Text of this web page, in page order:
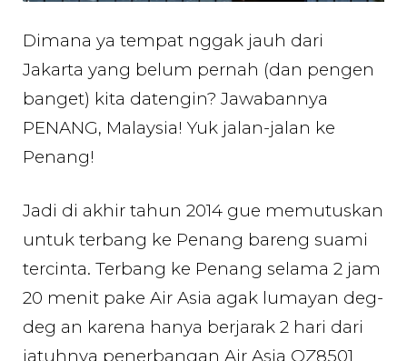
Dimana ya tempat nggak jauh dari
Jakarta yang belum pernah (dan pengen
banget) kita datengin? Jawabannya
PENANG, Malaysia! Yuk jalan-jalan ke
Penang!
Jadi di akhir tahun 2014 gue memutuskan
untuk terbang ke Penang bareng suami
tercinta. Terbang ke Penang selama 2 jam
20 menit pake Air Asia agak lumayan deg-
deg an karena hanya berjarak 2 hari dari
jatuhnya penerbangan Air Asia QZ8501